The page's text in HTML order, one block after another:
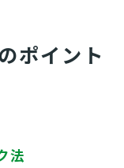
の見極め
ポイント
法